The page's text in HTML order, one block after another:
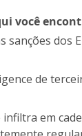
você
sanções dos
de
em